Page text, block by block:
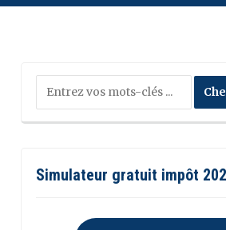
Simulateur gratuit impôt